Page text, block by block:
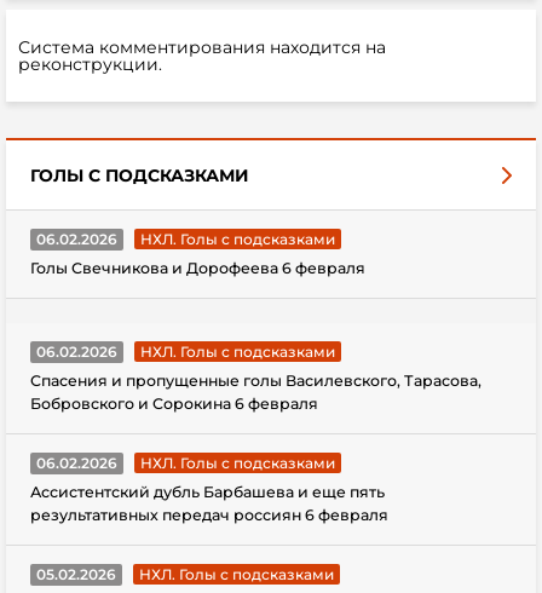
Система комментирования находится на
реконструкции.
ГОЛЫ С ПОДСКАЗКАМИ
06.02.2026
НХЛ. Голы с подсказками
Голы Свечникова и Дорофеева 6 февраля
06.02.2026
НХЛ. Голы с подсказками
Спасения и пропущенные голы Василевского, Тарасова,
Бобровского и Сорокина 6 февраля
06.02.2026
НХЛ. Голы с подсказками
Ассистентский дубль Барбашева и еще пять
результативных передач россиян 6 февраля
05.02.2026
НХЛ. Голы с подсказками